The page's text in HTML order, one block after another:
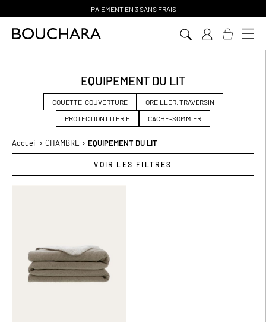
PAIEMENT EN 3 SANS FRAIS
EQUIPEMENT DU LIT
COUETTE, COUVERTURE
OREILLER, TRAVERSIN
PROTECTION LITERIE
CACHE-SOMMIER
Accueil CHAMBRE EQUIPEMENT DU LIT
VOIR LES FILTRES